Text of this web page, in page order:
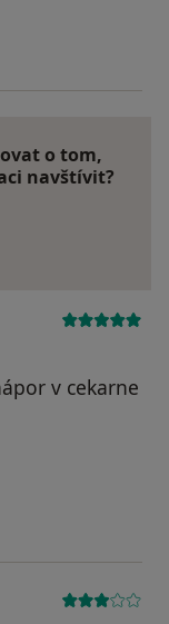
byl odstraněn
o tom,
navštívit?
v cekarne